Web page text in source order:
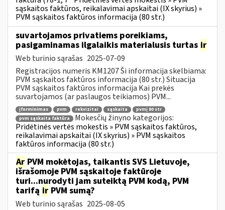
sąskaitos faktūros, reikalavimai apskaitai (IX skyrius) »
PVM sąskaitos faktūros informacija (80 str.)
suvartojamos privatiems poreikiams,
pasigaminamas ilgalaikis materialusis turtas ir
Web turinio sąrašas 2025-07-09
Registracijos numeris KM1207 Ši informacija skelbiama:
PVM sąskaitos faktūros informacija (80 str.) Situacija
PVM sąskaitos faktūros informacija Kai prekės
suvartojamos (ar paslaugos teikiamos) PVM...
įforminimas pvm rekvizitai sąskaita
pvmį 80 str
pvm sąskaita faktūra
Mokesčių žinyno kategorijos:
Pridėtinės vertės mokestis » PVM sąskaitos faktūros,
reikalavimai apskaitai (IX skyrius) » PVM sąskaitos
faktūros informacija (80 str.)
Ar PVM mokėtojas, taikantis SVS Lietuvoje,
išrašomoje PVM sąskaitoje faktūroje
turi...nurodyti jam suteiktą PVM kodą, PVM
tarifą ir PVM sumą?
Web turinio sąrašas 2025-08-05